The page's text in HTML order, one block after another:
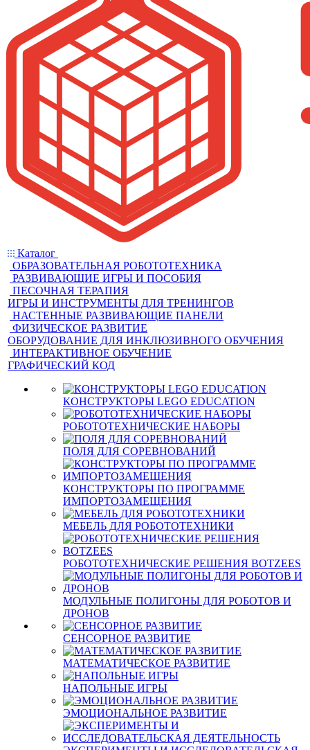
Каталог
ОБРАЗОВАТЕЛЬНАЯ РОБОТОТЕХНИКА
РАЗВИВАЮЩИЕ ИГРЫ И ПОСОБИЯ
ПЕСОЧНАЯ ТЕРАПИЯ
ИГРЫ И ИНСТРУМЕНТЫ ДЛЯ ТРЕНИНГОВ
НАСТЕННЫЕ РАЗВИВАЮЩИЕ ПАНЕЛИ
ФИЗИЧЕСКОЕ РАЗВИТИЕ
ОБОРУДОВАНИЕ ДЛЯ ИНКЛЮЗИВНОГО ОБУЧЕНИЯ
ИНТЕРАКТИВНОЕ ОБУЧЕНИЕ
ГРАФИЧЕСКИЙ КОД
КОНСТРУКТОРЫ LEGO EDUCATION
РОБОТОТЕХНИЧЕСКИЕ НАБОРЫ
ПОЛЯ ДЛЯ СОРЕВНОВАНИЙ
КОНСТРУКТОРЫ ПО ПРОГРАММЕ
ИМПОРТОЗАМЕЩЕНИЯ
МЕБЕЛЬ ДЛЯ РОБОТОТЕХНИКИ
РОБОТОТЕХНИЧЕСКИЕ РЕШЕНИЯ BOTZEES
МОДУЛЬНЫЕ ПОЛИГОНЫ ДЛЯ РОБОТОВ И
ДРОНОВ
СЕНСОРНОЕ РАЗВИТИЕ
МАТЕМАТИЧЕСКОЕ РАЗВИТИЕ
НАПОЛЬНЫЕ ИГРЫ
ЭМОЦИОНАЛЬНОЕ РАЗВИТИЕ